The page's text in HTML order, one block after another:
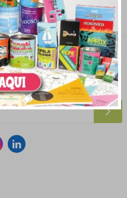
novedades!
